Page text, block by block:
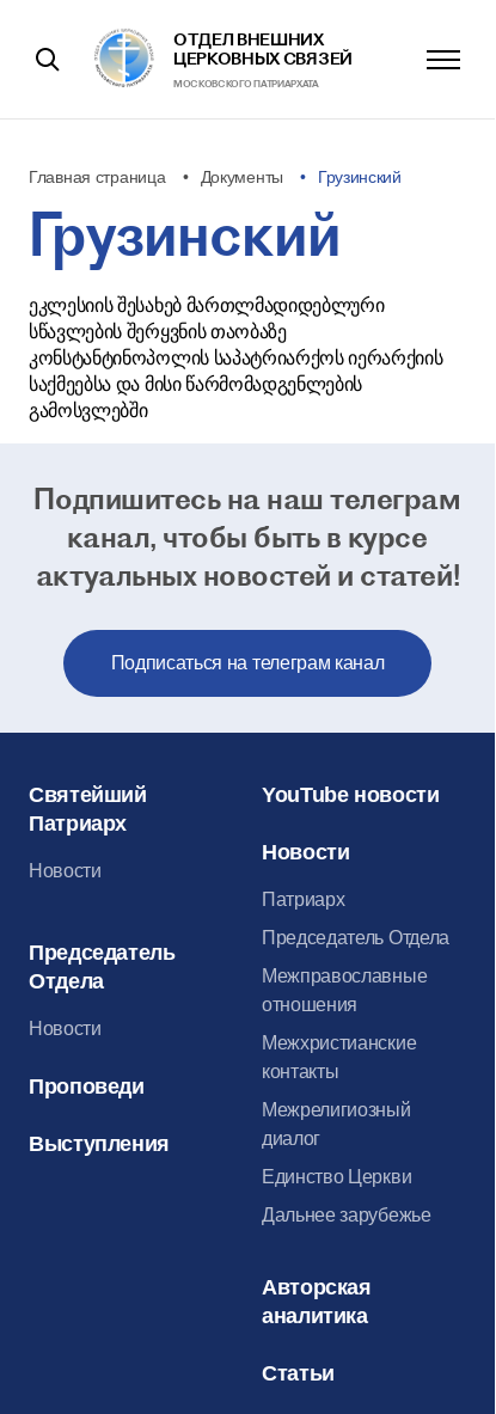
ОТДЕЛ ВНЕШНИХ
ЦЕРКОВНЫХ СВЯЗЕЙ
МОСКОВСКОГО ПАТРИАРХАТА
Главная страница Документы Грузинский
Грузинский
ეკლესიის შესახებ მართლმადიდებლური
სწავლების შერყვნის თაობაზე
კონსტანტინოპოლის საპატრიარქოს იერარქიის
საქმეებსა და მისი წარმომადგენლების
გამოსვლებში
Подпишитесь на наш телеграм
канал, чтобы быть в курсе
актуальных новостей и статей!
Подписаться на телеграм канал
Святейший
Патриарх
Новости
Председатель
Отдела
Новости
Проповеди
Выступления
YouTube новости
Новости
Патриарх
Председатель Отдела
Межправославные
отношения
Межхристианские
контакты
Межрелигиозный
диалог
Единство Церкви
Дальнее зарубежье
Авторская
аналитика
Статьи